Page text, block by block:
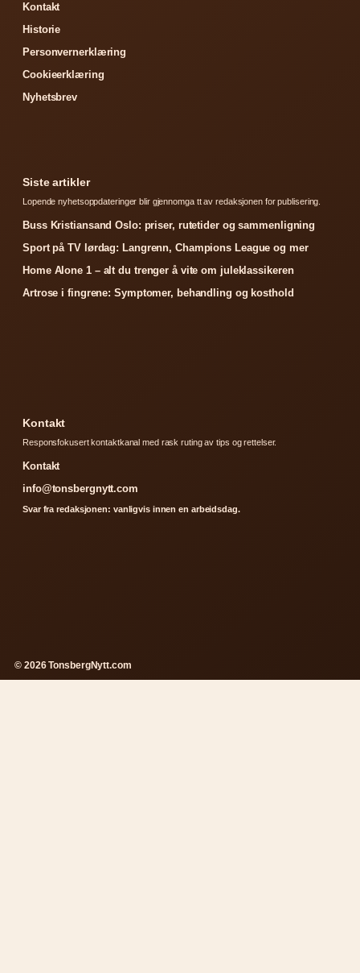
Kontakt
Historie
Personvernerklæring
Cookieerklæring
Nyhetsbrev
Siste artikler
Lopende nyhetsoppdateringer blir gjennomga tt av redaksjonen for publisering.
Buss Kristiansand Oslo: priser, rutetider og sammenligning
Sport på TV lørdag: Langrenn, Champions League og mer
Home Alone 1 – alt du trenger å vite om juleklassikeren
Artrose i fingrene: Symptomer, behandling og kosthold
Kontakt
Responsfokusert kontaktkanal med rask ruting av tips og rettelser.
Kontakt
info@tonsbergnytt.com
Svar fra redaksjonen: vanligvis innen en arbeidsdag.
© 2026 TonsbergNytt.com